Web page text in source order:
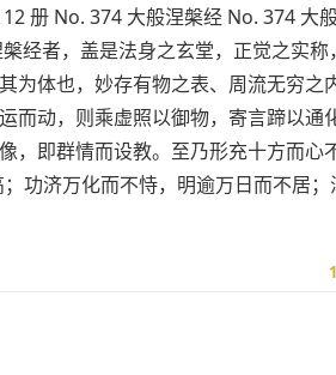
册 No. 374 大般涅槃经 No. 374 大
经者，盖是法身之玄堂，正觉之实称
为体也，妙存有物之表、周流无穷之
而动，则乘虚照以御物，寄言蹄以通
，即群情而设教。至乃形充十方而心
功济万化而不恃，明逾万日而不居